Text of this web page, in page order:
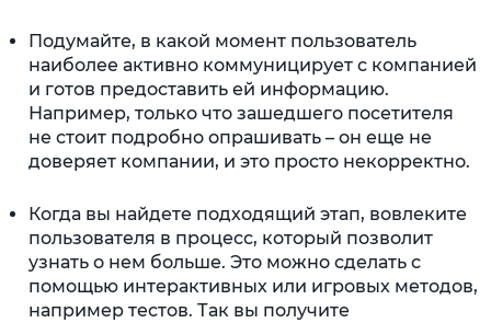
Подумайте, в какой момент пользователь
наиболее активно коммуницирует с компанией
и готов предоставить ей информацию.
Например, только что зашедшего посетителя
не стоит подробно опрашивать – он еще не
доверяет компании, и это просто некорректно.
Когда вы найдете подходящий этап, вовлеките
пользователя в процесс, который позволит
узнать о нем больше. Это можно сделать с
помощью интерактивных или игровых методов,
например тестов. Так вы получите